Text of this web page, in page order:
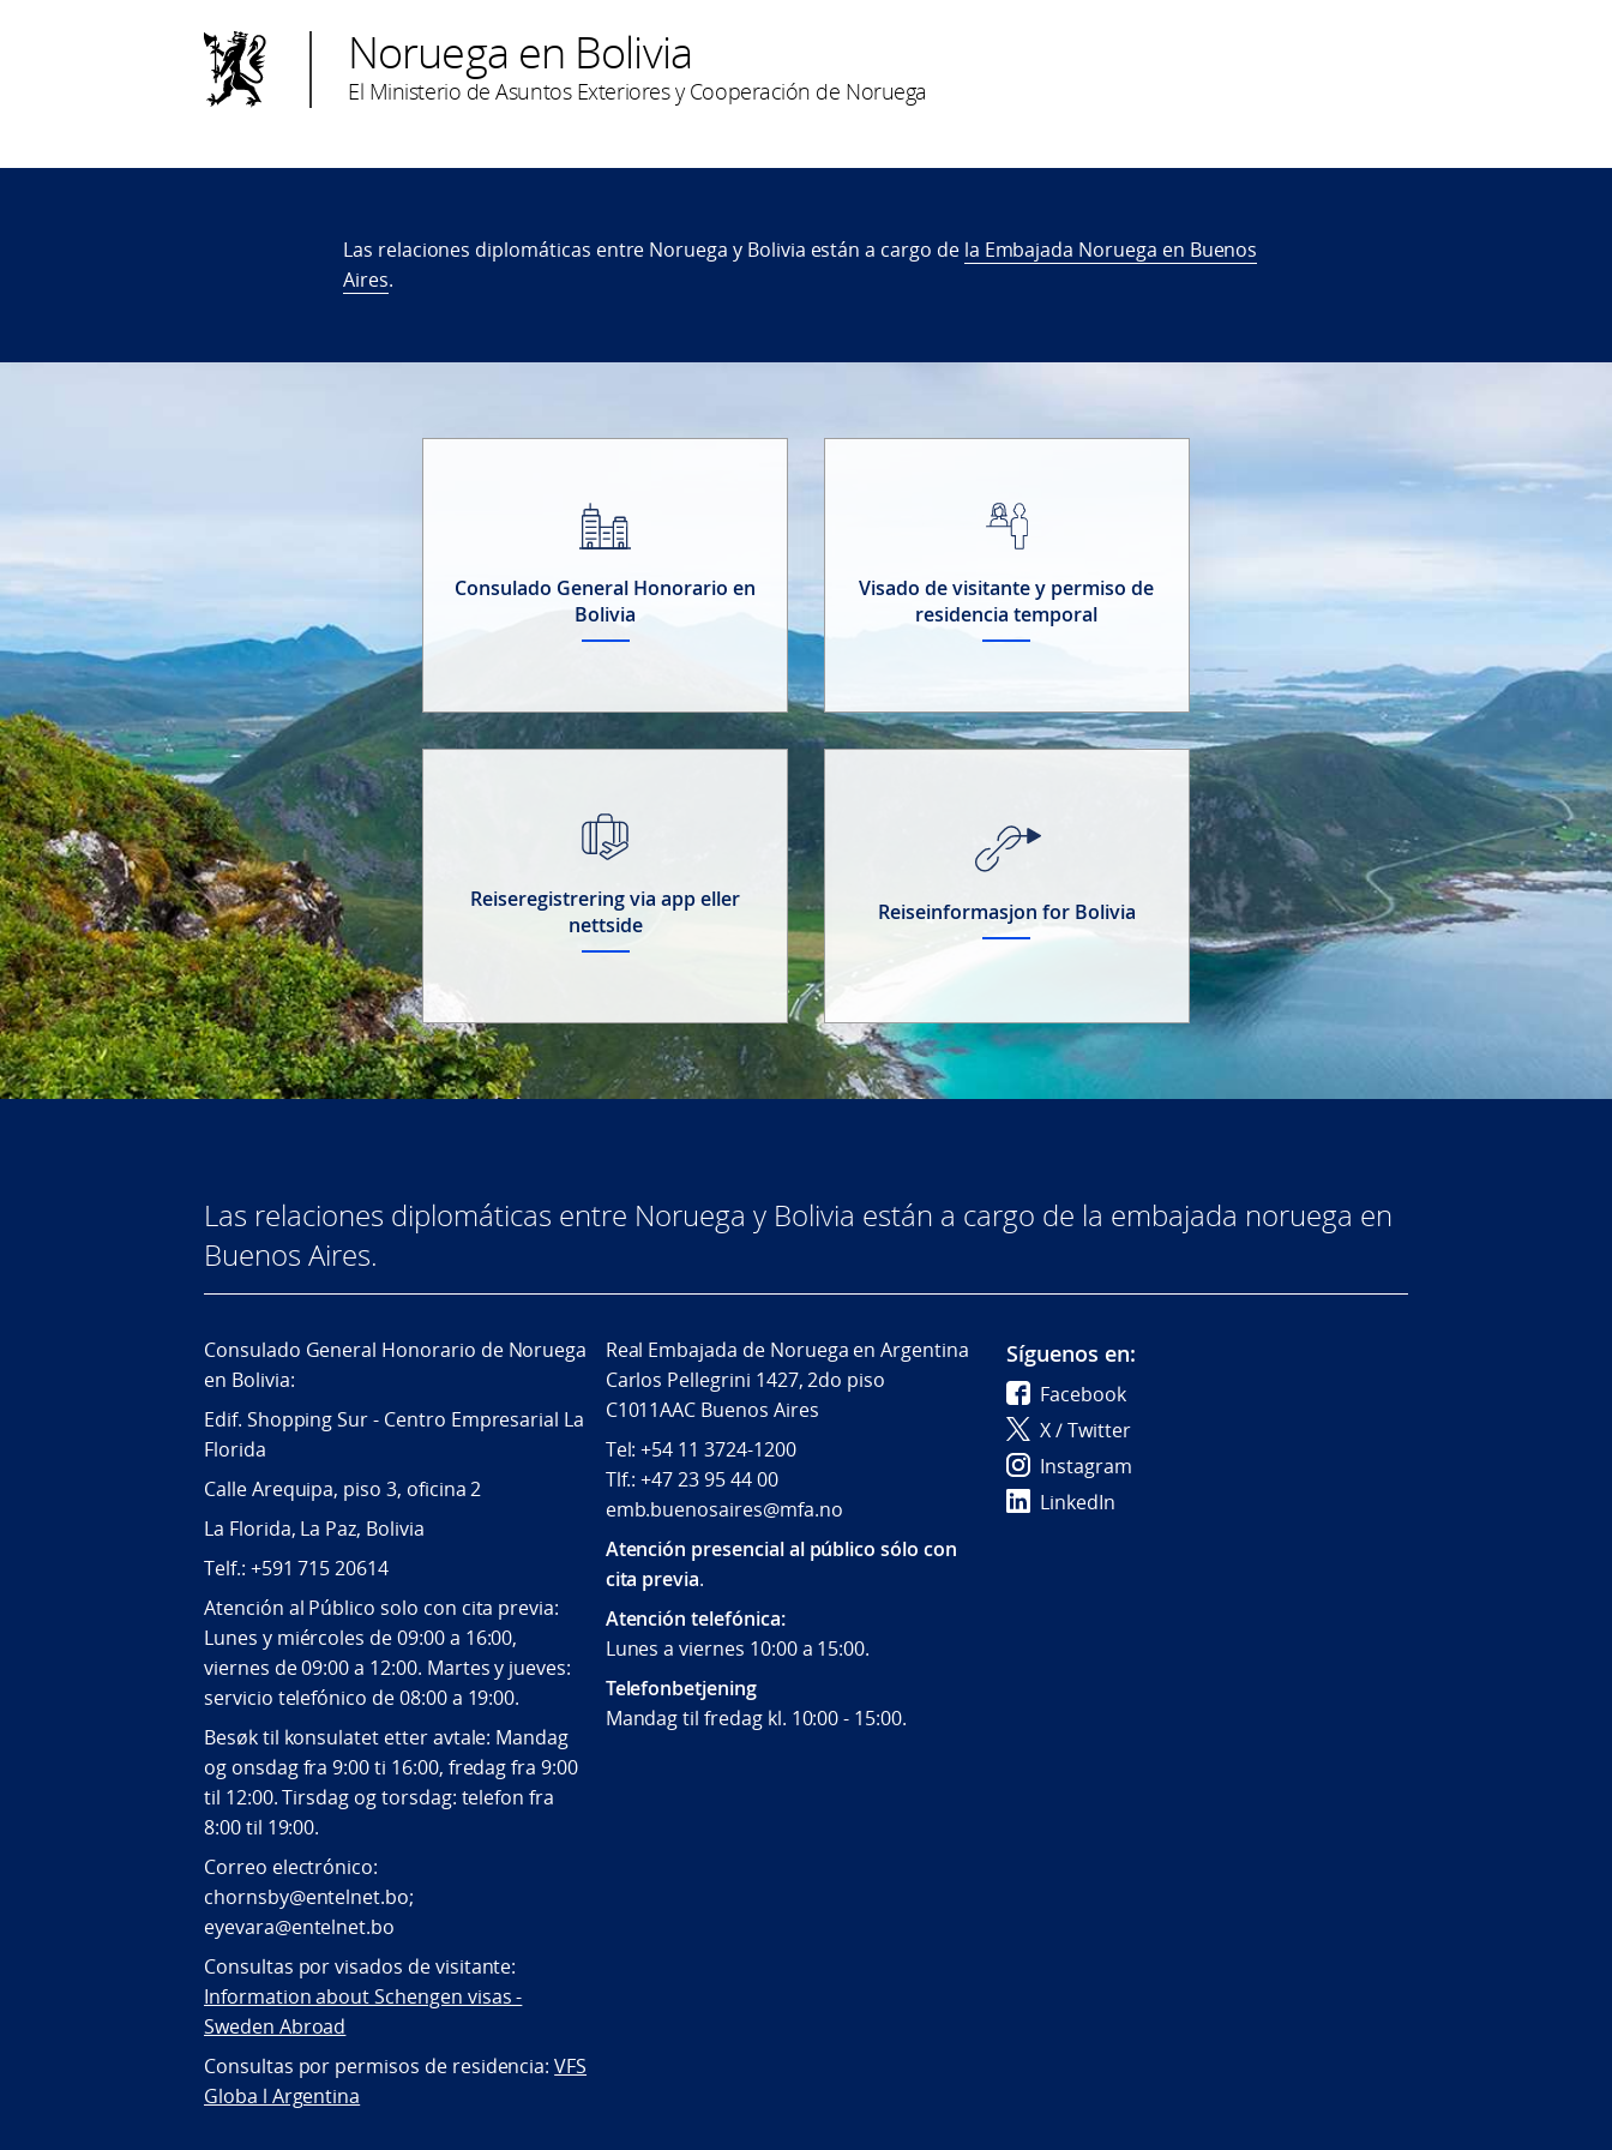
Noruega en Bolivia
El Ministerio de Asuntos Exteriores y Cooperación de Noruega
Las relaciones diplomáticas entre Noruega y Bolivia están a cargo de la Embajada Noruega en Buenos
Aires.
Consulado General Honorario en
Bolivia
Visado de visitante y permiso de
residencia temporal
Reiseinformasjon for Bolivia
Reiseregistrering via app eller
nettside
Las relaciones diplomáticas entre Noruega y Bolivia están a cargo de la embajada noruega en
Buenos Aires.
Consulado General Honorario de Noruega
en Bolivia:
Edif. Shopping Sur - Centro Empresarial La
Florida
Calle Arequipa, piso 3, oficina 2
La Florida, La Paz, Bolivia
Telf.: +591 715 20614
Atención al Público solo con cita previa:
Lunes y miércoles de 09:00 a 16:00,
viernes de 09:00 a 12:00. Martes y jueves:
servicio telefónico de 08:00 a 19:00.
Besøk til konsulatet etter avtale: Mandag
og onsdag fra 9:00 ti 16:00, fredag fra 9:00
til 12:00. Tirsdag og torsdag: telefon fra
8:00 til 19:00.
Correo electrónico:
chornsby@entelnet.bo;
eyevara@entelnet.bo
Consultas por visados de visitante:
Information about Schengen visas -
Sweden Abroad
Consultas por permisos de residencia:VFS
Globa l Argentina
Real Embajada de Noruega en Argentina
Carlos Pellegrini 1427, 2do piso
C1011AAC Buenos Aires
Tel: +54 11 3724-1200
Tlf.: +47 23 95 44 00
emb.buenosaires@mfa.no
Atención presencial al público sólo con
cita previa.
Atención telefónica:
Lunes a viernes 10:00 a 15:00.
Telefonbetjening
Mandag til fredag kl. 10:00 - 15:00.
Síguenos en:
Facebook
X / Twitter
Instagram
LinkedIn